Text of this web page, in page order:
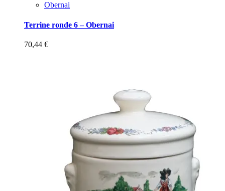
Obernai
Terrine ronde 6 – Obernai
70,44 €